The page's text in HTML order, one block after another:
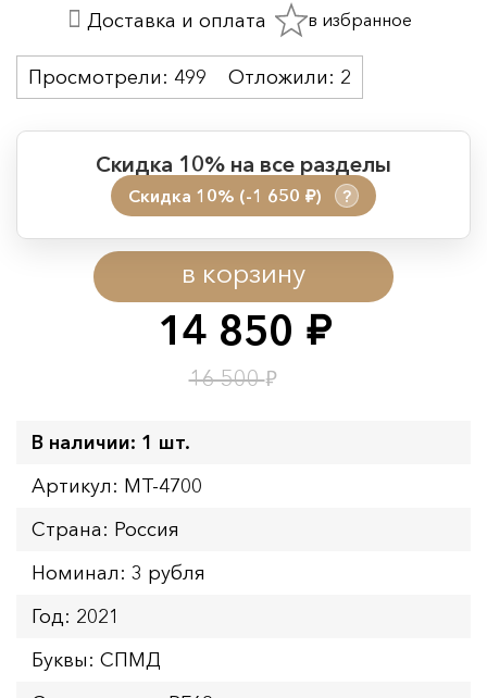
14 850 руб.
16 500₽
в корзину
Скидка 10% на все разделы
Скидка 10% (-1 650 руб.) ?
Период действия акции:
Начало:
08.08.2026 00:01
Окончание:
09.08.2026 23:59
Время до окончания:
Просмотрели: 499 Отложили: 2
Доставка и оплата в избранное
В наличии: 1 шт.
Артикул: MT-4700
Страна: Россия
Номинал: 3 рубля
Год: 2021
Буквы: СПМД